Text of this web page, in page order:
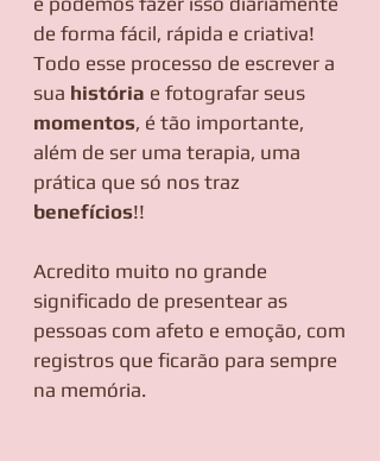
de forma fácil, rápida e criativa!
Todo esse processo de escrever a
sua história e fotografar seus
momentos, é tão importante,
além de ser uma terapia, uma
prática que só nos traz
benefícios!!
Acredito muito no grande
significado de presentear as
pessoas com afeto e emoção, com
registros que ficarão para sempre
na memória.